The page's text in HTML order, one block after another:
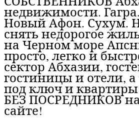
недвижимости.
Новый Афон. Сухум.
снять недорогое
на Черном море
просто, легко и
сектор Абхазии,
гостиницы и отели,
под ключ и квартиры
БЕЗ ПОСРЕДНИКОВ
сайте!